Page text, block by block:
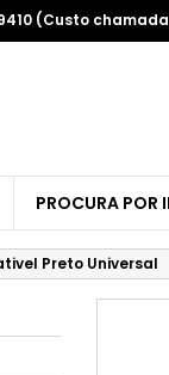
(Custo
PROCURA POR
Preto Universal